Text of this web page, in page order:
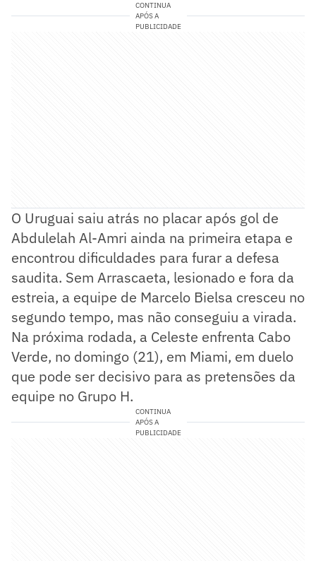
CONTINUA
APÓS A
PUBLICIDADE
O Uruguai saiu atrás no placar após gol de
Abdulelah Al-Amri ainda na primeira etapa e
encontrou dificuldades para furar a defesa
saudita. Sem Arrascaeta, lesionado e fora da
estreia, a equipe de Marcelo Bielsa cresceu no
segundo tempo, mas não conseguiu a virada.
Na próxima rodada, a Celeste enfrenta Cabo
Verde, no domingo (21), em Miami, em duelo
que pode ser decisivo para as pretensões da
equipe no Grupo H.
CONTINUA
APÓS A
PUBLICIDADE